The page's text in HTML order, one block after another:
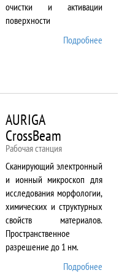
очистки и активации
поверхности
Подробнее
AURIGA
CrossBeam
Рабочая станция
Сканирующий электронный
и ионный микроскоп для
исследования морфологии,
химических и структурных
свойств материалов.
Пространственное
разрешение до 1 нм.
Подробнее